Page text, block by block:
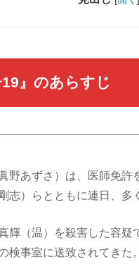
19』のあらすじ
野あずさ）は、医師免
志）らとともに連日、多
輝（温）を殺害した容
検事室に送致されてき